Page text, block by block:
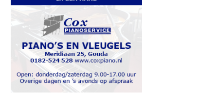
altijd bij de winkel zelf na.
iedere di. WARENMARKT GOUDA-
BLOEMENDAAL
Lekkenburg, 8u30-13u00.
iedere wo. WARENMARKT GOUDA-
8u30-13u00 Locatie Middenmolenplein.
zaterdag van de maand plaats en beginnen om 13.00, 14.00 en
15.00 uur. Kaarten zijn te koop bij het TIP/VVV.
Geniet van deze bijzondere rondleiding onder leiding van een
deskundige gids en bewonder vóór of ná de torenbeklimming
ook het interieur van de Petruskerk. In de maanden juli en
augustus is beklimming en bezichtiging van de kerk elke
De gids zal tijdens de beklimming aandacht besteden aan de